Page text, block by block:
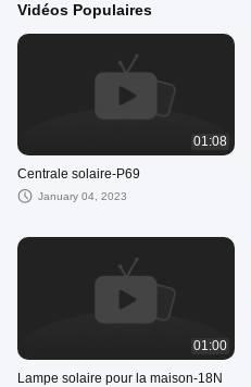
Vidéos Populaires
01:08
Centrale solaire-P69
January 04, 2023
01:00
Lampe solaire pour la maison-18N